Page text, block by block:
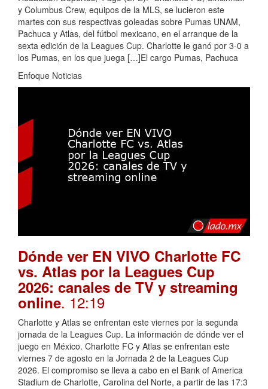
y Columbus Crew, equipos de la MLS, se lucieron este
martes con sus respectivas goleadas sobre Pumas UNAM,
Pachuca y Atlas, del fútbol mexicano, en el arranque de la
sexta edición de la Leagues Cup. Charlotte le ganó por 3-0 a
los Pumas, en los que juega […]El cargo Pumas, Pachuca
Enfoque Noticias
Dónde ver EN VIVO Charlotte FC
vs. Atlas por la Leagues Cup
2026: canales de TV y streaming
online. 12:19
Charlotte y Atlas se enfrentan este viernes por la segunda
jornada de la Leagues Cup. La información de dónde ver el
juego en México. Charlotte FC y Atlas se enfrentan este
viernes 7 de agosto en la Jornada 2 de la Leagues Cup
2026. El compromiso se lleva a cabo en el Bank of America
Stadium de Charlotte, Carolina del Norte, a partir de las 17:3